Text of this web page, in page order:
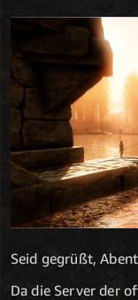
Seid gegrüßt,
Da die Server der